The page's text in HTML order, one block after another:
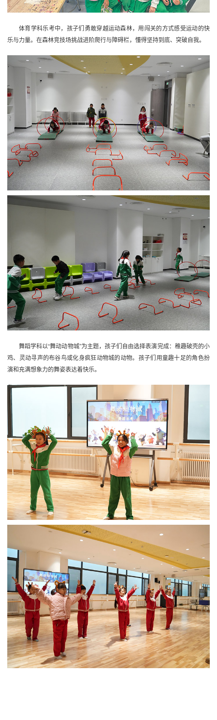
体育学科乐考中，孩子们勇敢穿越运动森林，用闯关的方式感受运动的快
乐与力量。在森林竞技场挑战进阶爬行与障碍栏，懂得坚持到底、突破自我。
舞蹈学科以“舞动动物城”为主题，孩子们自由选择表演完成：稚趣破壳的小
鸡、灵动寻声的布谷鸟或化身疯狂动物城的动物。孩子们用童趣十足的角色扮
演和充满想象力的舞姿表达着快乐。